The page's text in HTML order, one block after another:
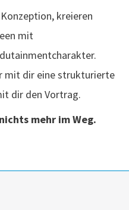
kreieren
mit
mit dir eine strukturierte
dir den Vortrag.
mehr im Weg.